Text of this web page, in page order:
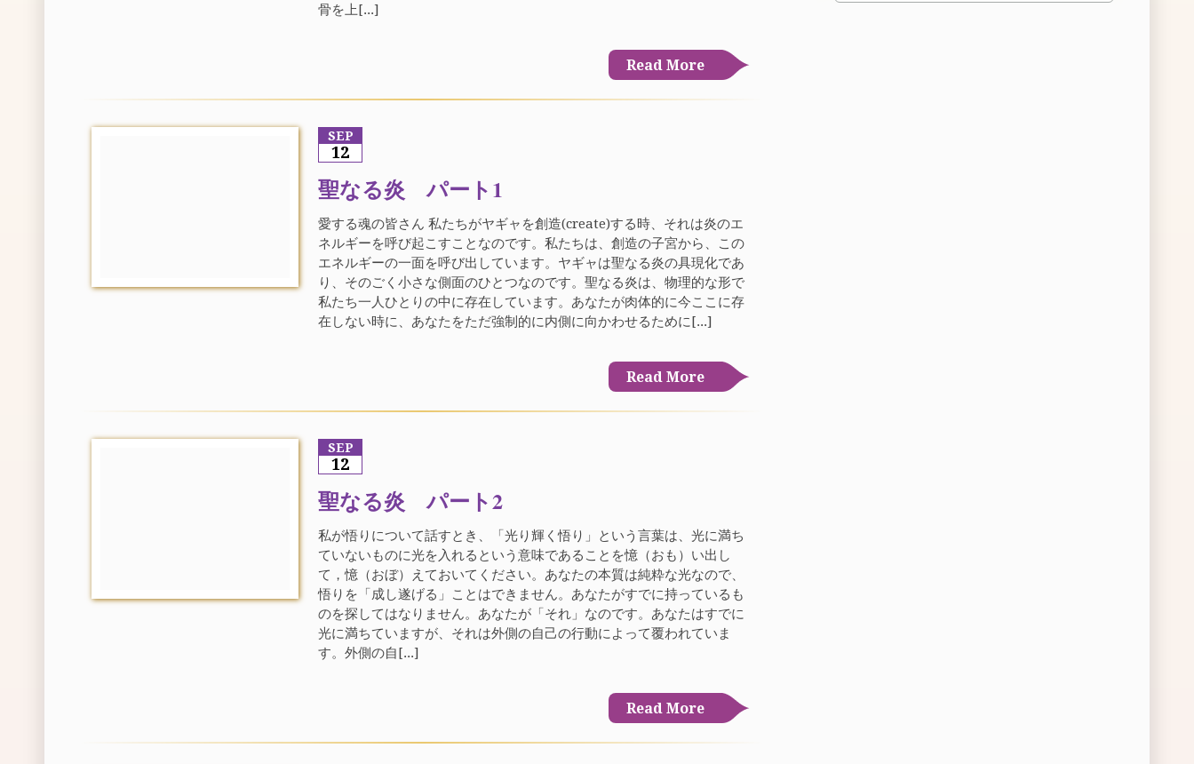
骨を上[...]
Read More
SEP
12
聖なる炎 パート1
愛する魂の皆さん 私たちがヤギャを創造(create)する時、それは炎のエ
ネルギーを呼び起こすことなのです。私たちは、創造の子宮から、この
エネルギーの一面を呼び出しています。ヤギャは聖なる炎の具現化であ
り、そのごく小さな側面のひとつなのです。聖なる炎は、物理的な形で
私たち一人ひとりの中に存在しています。あなたが肉体的に今ここに存
在しない時に、あなたをただ強制的に内側に向かわせるために[...]
Read More
SEP
12
聖なる炎 パート2
私が悟りについて話すとき、「光り輝く悟り」という言葉は、光に満ち
ていないものに光を入れるという意味であることを憶（おも）い出し
て，憶（おぼ）えておいてください。あなたの本質は純粋な光なので、
悟りを「成し遂げる」ことはできません。あなたがすでに持っているも
のを探してはなりません。あなたが「それ」なのです。あなたはすでに
光に満ちていますが、それは外側の自己の行動によって覆われていま
す。外側の自[...]
Read More